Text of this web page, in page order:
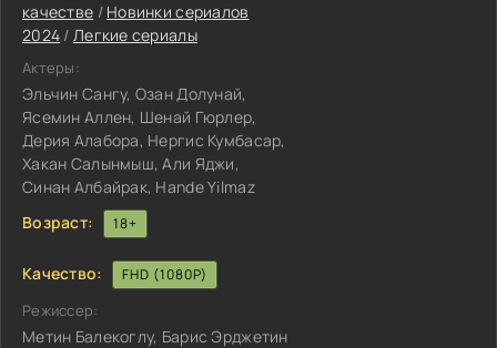
качестве / Новинки сериалов
2024 / Легкие сериалы
Актеры:
Эльчин Сангу, Озан Долунай,
Ясемин Аллен, Шенай Гюрлер,
Дерия Алабора, Нергис Кумбасар,
Хакан Салынмыш, Али Яджи,
Синан Албайрак, Hande Yilmaz
Возраст:
18+
Качество: FHD (1080P)
Режиссер:
Метин Балекоглу, Барис Эрджетин